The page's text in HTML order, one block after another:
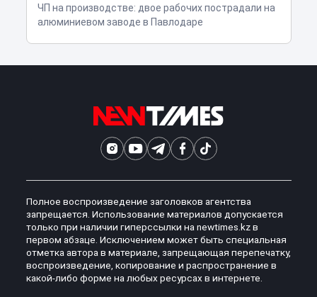
ЧП на производстве: двое рабочих пострадали на
алюминиевом заводе в Павлодаре
Полное воспроизведение заголовков агентства
запрещается. Использование материалов допускается
только при наличии гиперссылки на newtimes.kz в
первом абзаце. Исключением может быть специальная
отметка автора в материале, запрещающая перепечатку,
воспроизведение, копирование и распространение в
какой-либо форме на любых ресурсах в интернете.